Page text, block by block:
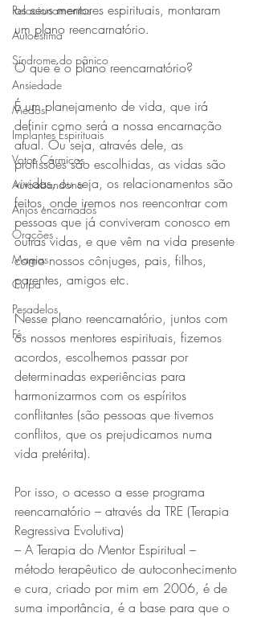
Relacionamentos
Autoestima
Síndrome do pânico
Ansiedade
Medos
Implantes Espirituais
Votos Cármicos
Autoabandono
Anjos encarnados
Orações
Magias
Culpa
Pesadelos
Fé
os seus mentores espirituais, montaram
um plano reencarnatório.
O que é o plano reencarnatório?
É um planejamento de vida, que irá
definir como será a nossa encarnação
atual. Ou seja, através dele, as
profissões são escolhidas, as vidas são
vividas, ou seja, os relacionamentos são
feitos, onde iremos nos reencontrar com
pessoas que já conviveram conosco em
outras vidas, e que vêm na vida presente
como nossos cônjuges, pais, filhos,
parentes, amigos etc.
Nesse plano reencarnatório, juntos com
os nossos mentores espirituais, fizemos
acordos, escolhemos passar por
determinadas experiências para
harmonizarmos com os espíritos
conflitantes (são pessoas que tivemos
conflitos, que os prejudicamos numa
vida pretérita).
Por isso, o acesso a esse programa
reencarnatório – através da TRE (Terapia
Regressiva Evolutiva)
– A Terapia do Mentor Espiritual –
método terapêutico de autoconhecimento
e cura, criado por mim em 2006, é de
suma importância, é a base para que o